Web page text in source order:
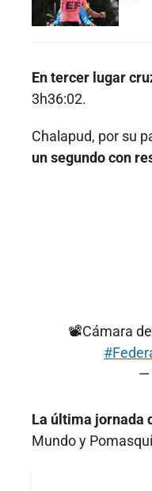
En tercer lugar
3h36:02.
Chalapud, por su
un segundo con
📽Cámara
—
La última jornada
Mundo y